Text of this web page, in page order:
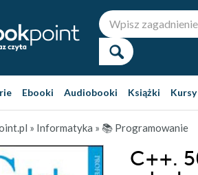
Ebooki Audiobooki Książki
» Informatyka » 📚 Programowanie
C++.